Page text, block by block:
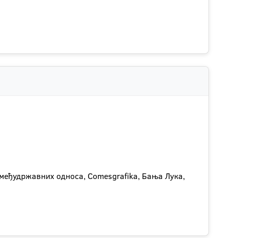
односа, Comesgrafika, Бања Лука,